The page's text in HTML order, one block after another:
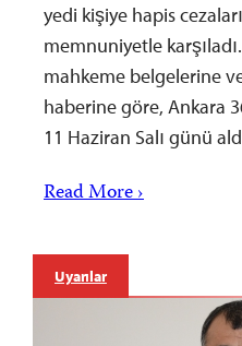
yedi kişiye hapis
memnuniyetle
mahkeme belgelerine
haberine göre, Ankara
11 Haziran Salı günü
Read More ›
Uyarılar